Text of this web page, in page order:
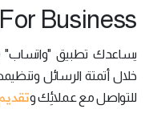
For Business):
خلال أتمتة الرسائل
للتواصل مع عملائِك و